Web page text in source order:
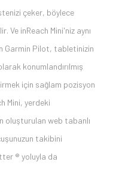
çeker, böylece
Ve inReach Mini'niz aynı
Garmin Pilot, tabletinizin
konumlandırılmış
için sağlam pozisyon
Mini, yerdeki
oluşturulan web tabanlı
takibini
® yoluyla da